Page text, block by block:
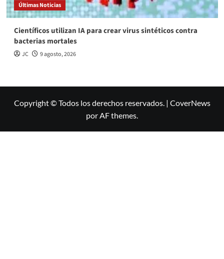
Últimas Noticias
Científicos utilizan IA para crear virus sintéticos contra
bacterias mortales
JC 9 agosto, 2026
Copyright © Todos los derechos reservados. | CoverNews
por AF themes.